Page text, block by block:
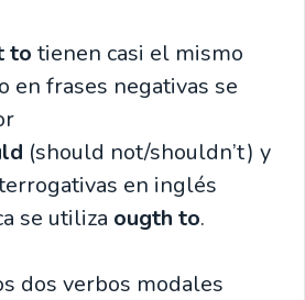
to tienen casi el mismo
en frases negativas se
(should not/shouldn’t) y
en inglés
se utiliza ougth to.
dos verbos modales